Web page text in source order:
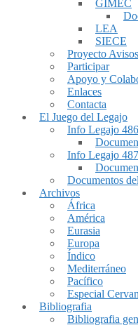
GIMEC
LEA
SIECE
Proyecto
Participar
Apoyo y
Enlaces
Contacta
El Juego del Legajo
Info Legajo 486
Info Legajo 487
Documentos
Archivos
África
América
Eurasia
Europa
Índico
Mediterráneo
Pacífico
Especial
Bibliografia
Bibliografia